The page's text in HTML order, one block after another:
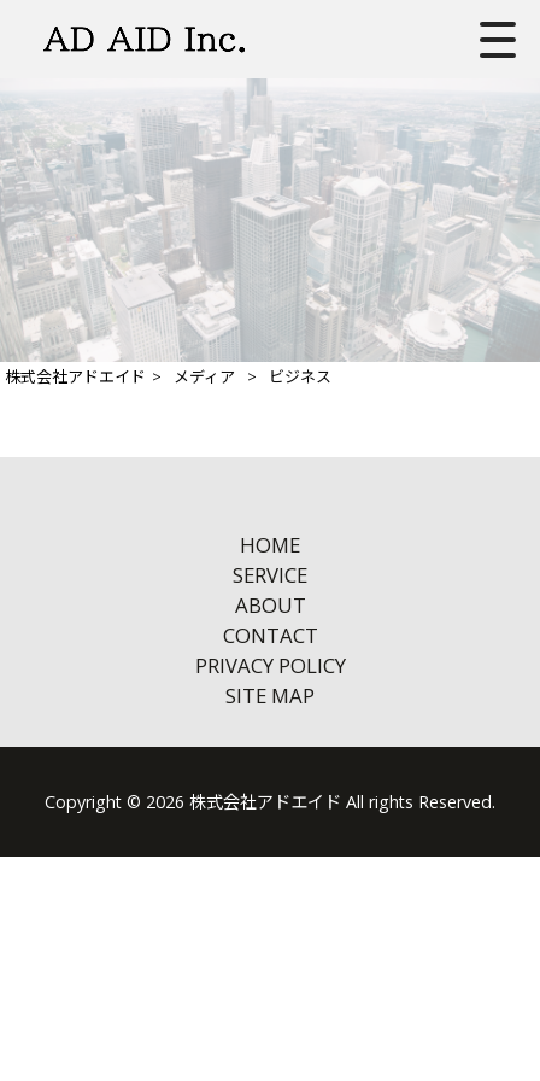
株式会社アドエイド > メディア > ビジネス
HOME
SERVICE
ABOUT
CONTACT
PRIVACY POLICY
SITE MAP
Copyright © 2026 株式会社アドエイド All rights Reserved.